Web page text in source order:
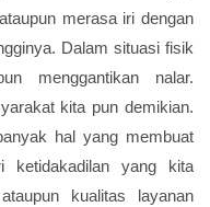
merasa iri dengan
Dalam situasi fisik
menggantikan nalar.
kita pun demikian.
hal yang membuat
yang kita
kualitas layanan